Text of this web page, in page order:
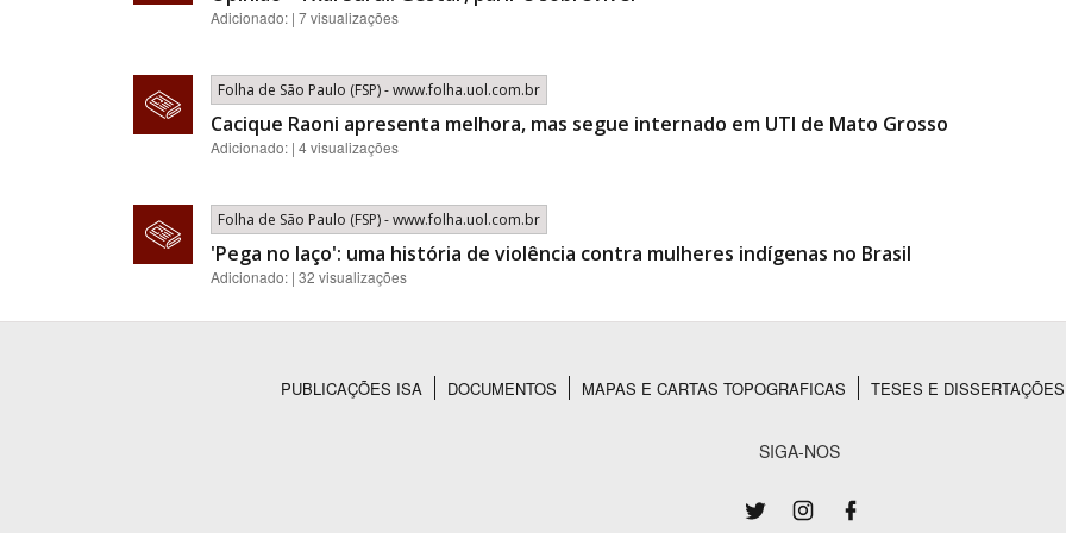
Adicionado: | 7 visualizações
Folha de São Paulo (FSP) - www.folha.uol.com.br
Cacique Raoni apresenta melhora, mas segue internado em UTI de Mato Grosso
Adicionado: | 4 visualizações
Folha de São Paulo (FSP) - www.folha.uol.com.br
'Pega no laço': uma história de violência contra mulheres indígenas no Brasil
Adicionado: | 32 visualizações
PUBLICAÇÕES ISA DOCUMENTOS MAPAS E CARTAS TOPOGRAFICAS TESES E DISSERTAÇÕES
SIGA-NOS